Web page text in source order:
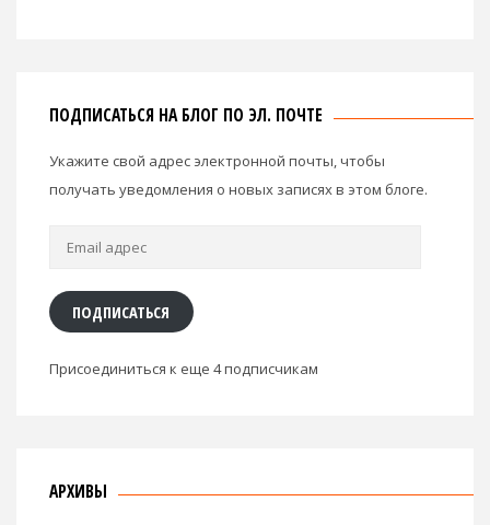
ПОДПИСАТЬСЯ НА БЛОГ ПО ЭЛ. ПОЧТЕ
Укажите свой адрес электронной почты, чтобы
получать уведомления о новых записях в этом блоге.
Email
ПОДПИСАТЬСЯ
Присоединиться к еще 4 подписчикам
АРХИВЫ